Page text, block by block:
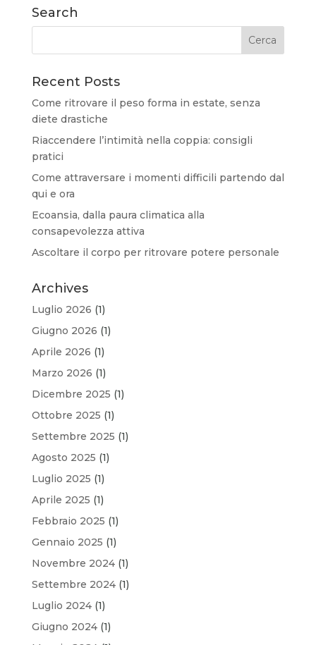
Search
Recent Posts
Come ritrovare il peso forma in estate, senza
diete drastiche
Riaccendere l’intimità nella coppia: consigli
pratici
Come attraversare i momenti difficili partendo dal
qui e ora
Ecoansia, dalla paura climatica alla
consapevolezza attiva
Ascoltare il corpo per ritrovare potere personale
Archives
Luglio 2026 (1)
Giugno 2026 (1)
Aprile 2026 (1)
Marzo 2026 (1)
Dicembre 2025 (1)
Ottobre 2025 (1)
Settembre 2025 (1)
Agosto 2025 (1)
Luglio 2025 (1)
Aprile 2025 (1)
Febbraio 2025 (1)
Gennaio 2025 (1)
Novembre 2024(1)
Settembre 2024(1)
Luglio 2024(1)
Giugno 2024(1)